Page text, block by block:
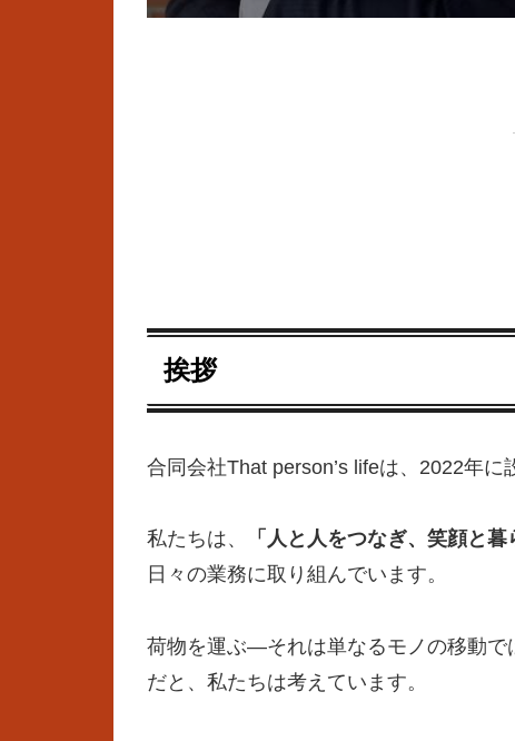
挨拶
合同会社That person’s lifeは、2022年に
私たちは、 「人と人をつなぎ、笑顔と
日々の業務に取り組んでいます。
荷物を運ぶ―それは単なるモノの移動で
だと、私たちは考えています。